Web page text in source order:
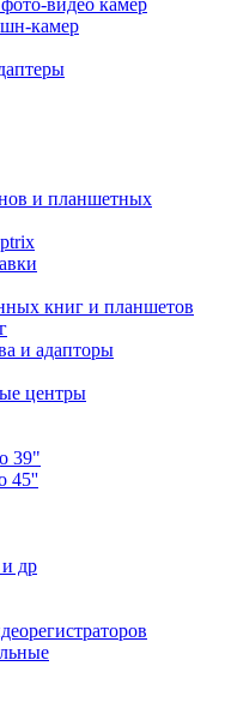
видео камер
камер
и планшетных
книг и планшетов
и адапторы
центры
39"
45''
др